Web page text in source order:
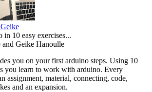
in 10 easy exercises...
and Geike Hanoulle
you on your first arduino steps. Using 10
you learn to work with arduino. Every
assignment, material, connecting, code,
and an expansion.